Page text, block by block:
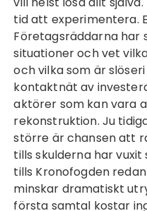
tid att experimentera.
Företagsräddarna har
situationer och vet
och vilka som är
kontaktnät av
aktörer som kan vara
rekonstruktion. Ju
större är chansen att
tills skulderna har
tills Kronofogden
minskar dramatiskt
första samtal kostar